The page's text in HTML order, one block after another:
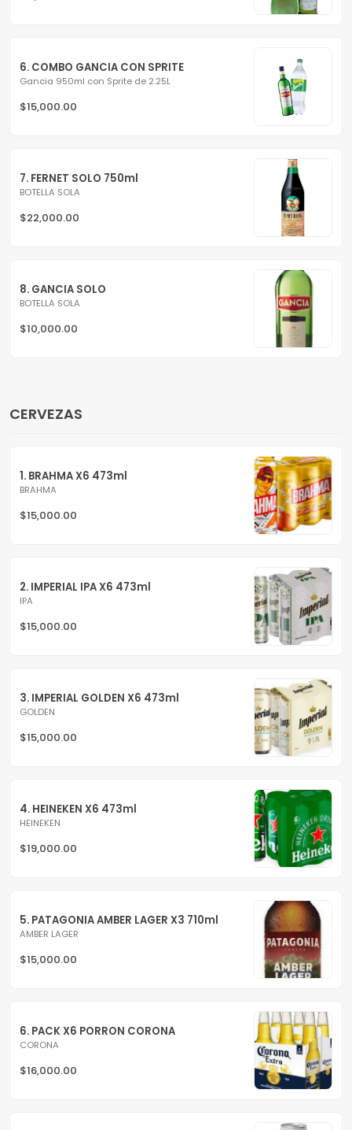
6. COMBO GANCIA CON SPRITE
Gancia 950ml con Sprite de 2.25L
$15,000.00
7. FERNET SOLO 750ml
BOTELLA SOLA
$22,000.00
8. GANCIA SOLO
BOTELLA SOLA
$10,000.00
CERVEZAS
1. BRAHMA X6 473ml
BRAHMA
$15,000.00
2. IMPERIAL IPA X6 473ml
IPA
$15,000.00
3. IMPERIAL GOLDEN X6 473ml
GOLDEN
$15,000.00
4. HEINEKEN X6 473ml
HEINEKEN
$19,000.00
5. PATAGONIA AMBER LAGER X3 710ml
AMBER LAGER
$15,000.00
6. PACK X6 PORRON CORONA
CORONA
$16,000.00